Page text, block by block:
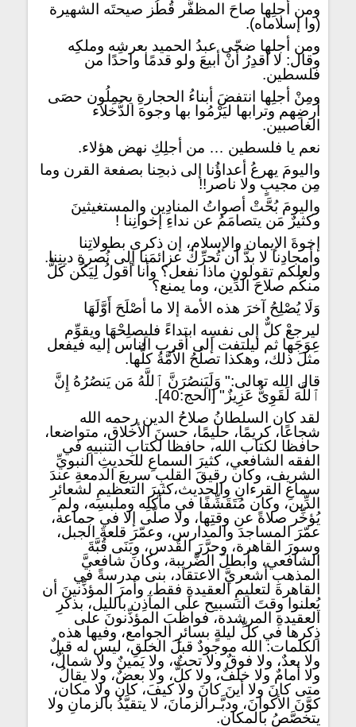
ومن أجلِها صاحَ المظفَّر قُطُز صيحتَه الشهيرة
(وا إسلاماه).
ومن أجلها ضحّى عبدُ الحميد بعرشِه وملكِه
وقال: لا أقدِرُ أنْ أبيعَ ولو قدمًا واحدًا من
فلسطين.
ومِنْ أجلِها انتفضَ أبناءُ الحجارةِ يحمِلُون حصَى
أرضِهم وترابها ليَرْمُوا بها وجوهَ الدُّخلاء
الغاصبين.
نعم يا فلسطين … من أجلِكِ نهض هؤلاء.
واليومَ يهرعُ أعداؤُنا إلى ذبحِنا بصفعة القرن وما
مِن مجيبٍ ولا ناصر!!
واليومَ بُحَّتْ أصواتُ المنادِين والمستغيثينَ
وكثيرٌ مَن يتصامَمُ عن نداءِ إخوانِنا !
إخوةَ الإيمان والإسلام، إن ذكرى بطولاتِنا
وأمجادِنا لا بدَّ أن تُحرِّكَ عزائمَنا إلى نُصرةِ دينِنا.
ولعلكم تقولون ماذا نفعل؟ وأنا أقولُ لِيَكُن كلٌّ
منكُم صلاحَ الدِّين، وما يمنع؟
وَلَا يُصْلِحُ آخرَ هذه الأمة إلا ما أصْلَحَ أَوَّلَهَا
ليرجعْ كلٌّ إلى نفسِه ابتداءً فليصلِحْهَا ويقوِّم
عِوَجَها ثم ليلتفت إلى أقرب الناس إليه فيفعل
مثلَ ذلك، وهكذا تصلُحُ الأمَّةُ كلُّها.
قال الله تعالى:" وَلَيَنصُرَنَّ ٱللَّهُ مَن يَنصُرُهُ إِنَّ
ٱللَّهَ لَقَوِىٌّ عَزِيزٌ" [الحج:40].
لقد كان السلطانُ صلاحُ الدين رحمه الله
شجاعًا، كريمًا، حليمًا، حسنَ الأخلاق، متواضعا،
حافظا لكتاب الله، حافظا لكتابِ التنبيهِ في
الفقه الشافعي، كثيرَ السماعِ للحديثِ النبويِّ
الشريف، وكان رقيقَ القلبِ سريعَ الدمعةِ عندَ
سماعِ القرءانِ والحديث،كثيرَ التعظيمِ لشعائرِ
الدِّين، وكان مُتَقَشِّفًا في مأكلِه وملبسِه، ولم
يُؤخِّر صلاةً عن وقتِها، ولا صلّى إلا في جماعة،
عمّرَ المساجدَ والمدارس، وعمّرَ قلعةَ الجبل،
وسورَ القاهرة، وحرَّرَ القُدس، وبَنَى قُبَّةَ
الشافعي، وأبطلَ الضَّريبة، وكانَ شافعيَّ
المذهبِ أشعريَّ الاعتقاد، بنى مدرسةً في
القاهرة لتعليمِ العقيدةِ فقط، وأمرَ المؤذِّنينَ أن
يُعلنوا وقتَ التسبيح على المآذِن بالليل، بذكرِ
العقيدةِ المرشدة، فواظبَ المؤذِّنونَ على
ذِكرها في كلِّ ليلةٍ بسائرِ الجوامع، وفيها هذه
الكلمات: الله موجودٌ قبلَ الخلقِ، ليس له قبلٌ
ولا بعدٌ، ولا فوقٌ ولا تحتٌ، ولا يَمينٌ ولا شمالٌ،
ولا أمامٌ ولا خلفٌ، ولا كلٌّ، ولا بعضٌ، ولا يقالُ
متى كانَ ولا أينَ كانَ ولا كيفَ، كان ولا مكان،
كوَّنَ الأكوانَ، ودبَّـرالزمانَ، لا يتقيَّدُ بالزمانِ ولا
يتخصَّصُ بالمكان.